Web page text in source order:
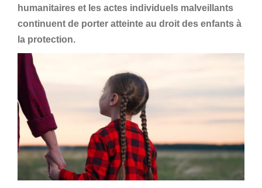
humanitaires et les actes individuels malveillants
continuent de porter atteinte au droit des enfants à
la protection.